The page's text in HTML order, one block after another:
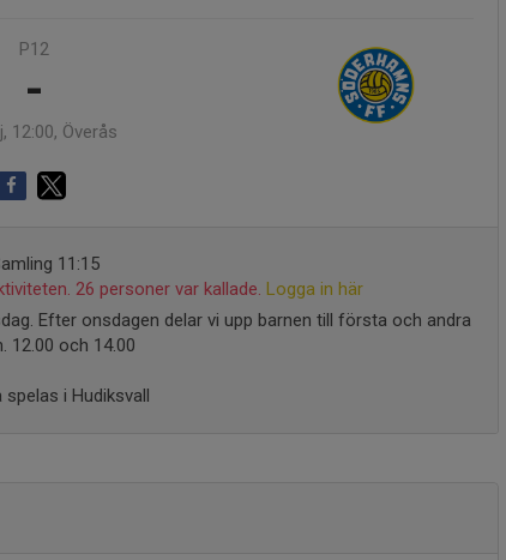
P12
-
12:00, Överås
11:15
26 personer var kallade. Logga in här
Efter onsdagen delar vi upp barnen till första och andra
12.00 och 14.00
spelas i Hudiksvall